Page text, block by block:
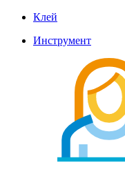
Клей
Инструмент